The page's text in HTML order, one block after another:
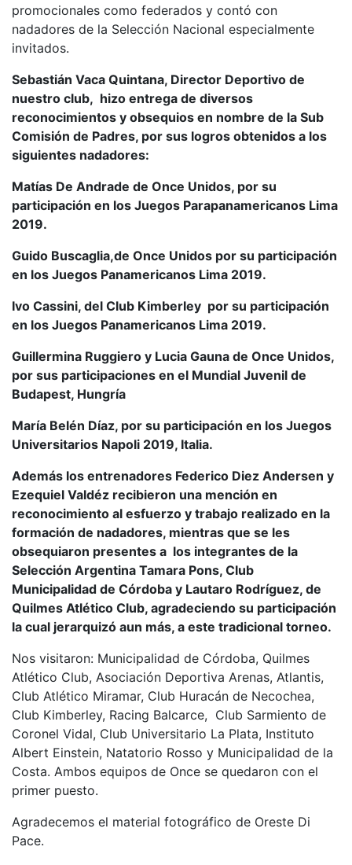
promocionales como federados y contó con
nadadores de la Selección Nacional especialmente
invitados.
Sebastián Vaca Quintana, Director Deportivo de
nuestro club, hizo entrega de diversos
reconocimientos y obsequios en nombre de la Sub
Comisión de Padres, por sus logros obtenidos a los
siguientes nadadores:
Matías De Andrade de Once Unidos, por su
participación en los Juegos Parapanamericanos Lima
2019.
Guido Buscaglia,de Once Unidos por su participación
en los Juegos Panamericanos Lima 2019.
Ivo Cassini, del Club Kimberley por su participación
en los Juegos Panamericanos Lima 2019.
Guillermina Ruggiero y Lucia Gauna de Once Unidos,
por sus participaciones en el Mundial Juvenil de
Budapest, Hungría
María Belén Díaz, por su participación en los Juegos
Universitarios Napoli 2019, Italia.
Además los entrenadores Federico Diez Andersen y
Ezequiel Valdéz recibieron una mención en
reconocimiento al esfuerzo y trabajo realizado en la
formación de nadadores, mientras que se les
obsequiaron presentes a los integrantes de la
Selección Argentina Tamara Pons, Club
Municipalidad de Córdoba y Lautaro Rodríguez, de
Quilmes Atlético Club, agradeciendo su participación
la cual jerarquizó aun más, a este tradicional torneo.
Nos visitaron: Municipalidad de Córdoba, Quilmes
Atlético Club, Asociación Deportiva Arenas, Atlantis,
Club Atlético Miramar, Club Huracán de Necochea,
Club Kimberley, Racing Balcarce, Club Sarmiento de
Coronel Vidal, Club Universitario La Plata, Instituto
Albert Einstein, Natatorio Rosso y Municipalidad de la
Costa. Ambos equipos de Once se quedaron con el
primer puesto.
Agradecemos el material fotográfico de Oreste Di
Pace.